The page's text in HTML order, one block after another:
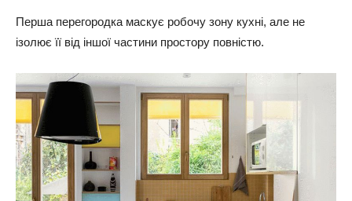
Перша перегородка маскує робочу зону кухні, але не
ізолює її від іншої частини простору повністю.